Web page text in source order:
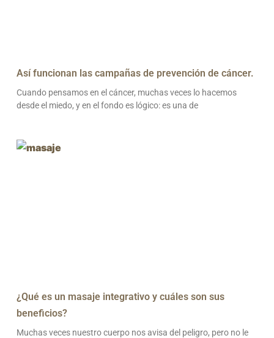
Así funcionan las campañas de prevención de cáncer.
Cuando pensamos en el cáncer, muchas veces lo hacemos
desde el miedo, y en el fondo es lógico: es una de
¿Qué es un masaje integrativo y cuáles son sus
beneficios?
Muchas veces nuestro cuerpo nos avisa del peligro, pero no le